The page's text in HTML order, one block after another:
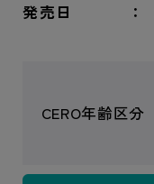
発売日
CERO年齢区分